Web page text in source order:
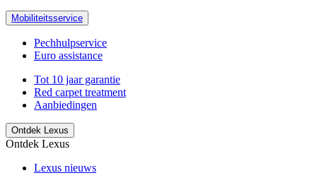
Mobiliteitsservice
Pechhulpservice
Euro assistance
Tot 10 jaar garantie
Red carpet treatment
Aanbiedingen
Ontdek Lexus
Ontdek Lexus
Lexus nieuws